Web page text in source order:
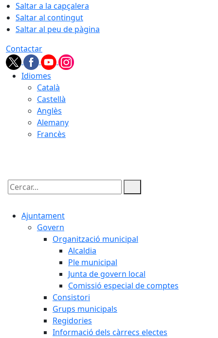
Saltar a la capçalera
Saltar al contingut
Saltar al peu de pàgina
Contactar
Idiomes
Català
Castellà
Anglès
Alemany
Francès
Cercar:
Ajuntament
Govern
Organització municipal
Alcaldia
Ple municipal
Junta de govern local
Comissió especial de comptes
Consistori
Grups municipals
Regidories
Informació dels càrrecs electes